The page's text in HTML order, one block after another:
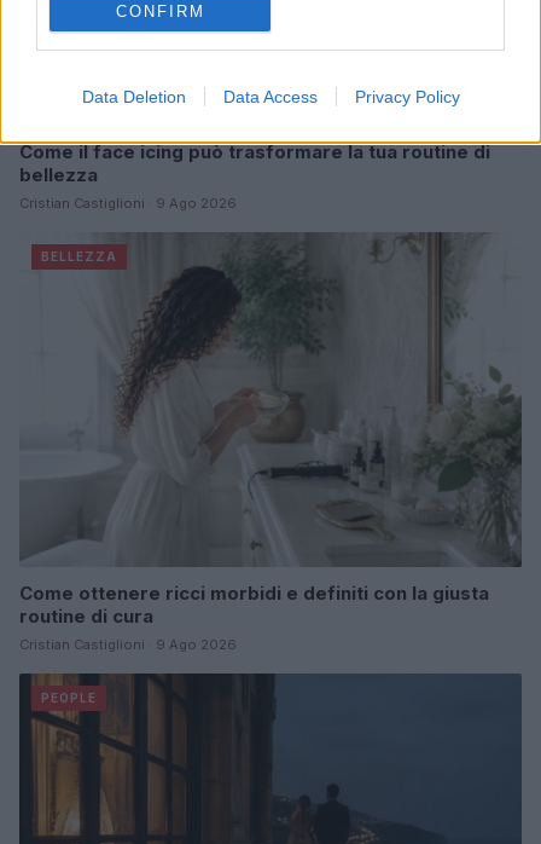
CONFIRM
Data Deletion Data Access Privacy Policy
Come il face icing può trasformare la tua routine di
bellezza
Cristian Castiglioni · 9 Ago 2026
BELLEZZA
Come ottenere ricci morbidi e definiti con la giusta
routine di cura
Cristian Castiglioni · 9 Ago 2026
PEOPLE